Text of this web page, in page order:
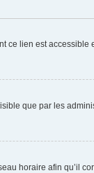
ce lien est accessible
que par les
horaire afin qu’il